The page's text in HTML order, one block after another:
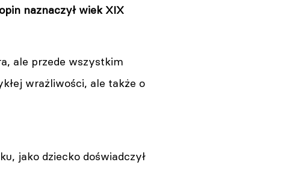
naznaczył wiek XIX
ale przede wszystkim
wrażliwości, ale także o
jako dziecko doświadczył